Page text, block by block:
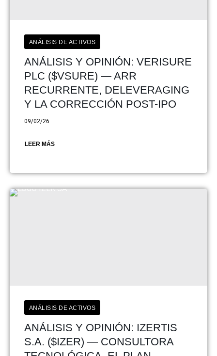
ANÁLISIS DE ACTIVOS
ANÁLISIS Y OPINIÓN: VERISURE
PLC ($VSURE) — ARR
RECURRENTE, DELEVERAGING
Y LA CORRECCIÓN POST-IPO
09/02/26
LEER MÁS
ANÁLISIS DE ACTIVOS
ANÁLISIS Y OPINIÓN: IZERTIS
S.A. ($IZER) — CONSULTORA